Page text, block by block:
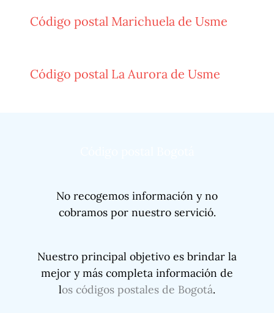
Código postal Marichuela de Usme
Código postal La Aurora de Usme
No recogemos información y no
cobramos por nuestro servició.
Nuestro principal objetivo es brindar la
mejor y más completa información de
los códigos postales de Bogotá.